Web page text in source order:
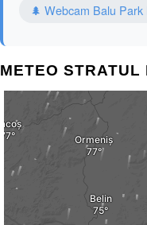
🌲 Webcam Balu Park
METEO